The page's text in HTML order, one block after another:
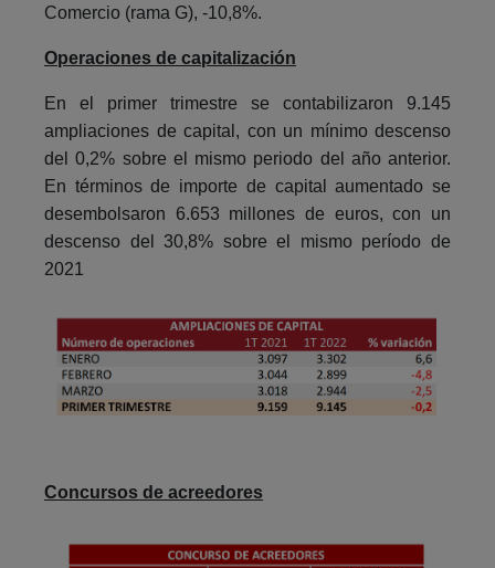
Comercio (rama G), -10,8%.
Operaciones de capitalización
En el primer trimestre se contabilizaron 9.145
ampliaciones de capital, con un mínimo descenso
del 0,2% sobre el mismo periodo del año anterior.
En términos de importe de capital aumentado se
desembolsaron 6.653 millones de euros, con un
descenso del 30,8% sobre el mismo período de
2021
Concursos de acreedores